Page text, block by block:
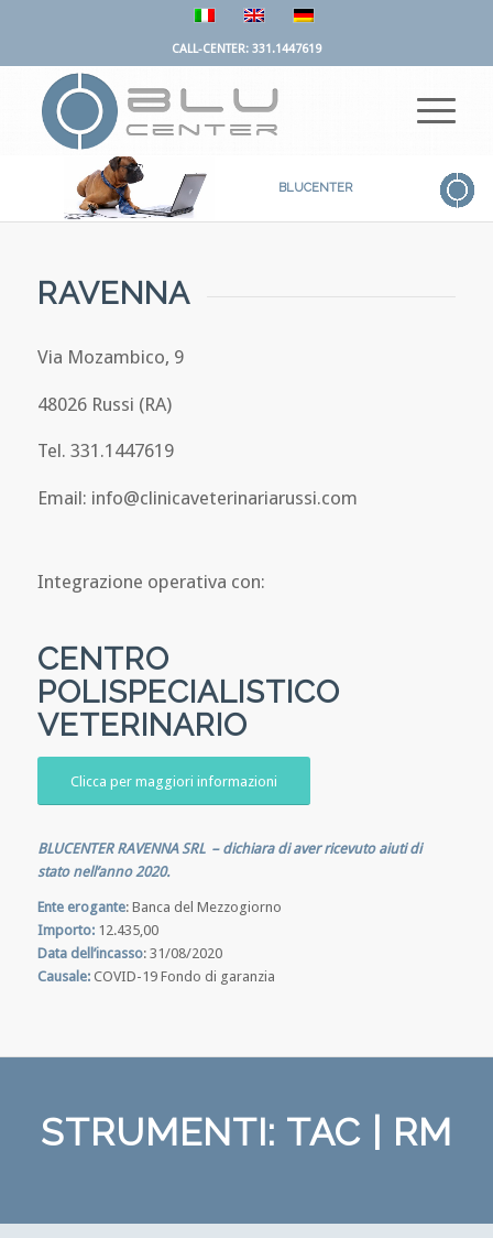
CALL-CENTER: 331.1447619
BLUCENTER
RAVENNA
Via Mozambico, 9
48026 Russi (RA)
Tel. 331.1447619
Email: info@clinicaveterinariarussi.com
Integrazione operativa con:
CENTRO
POLISPECIALISTICO
VETERINARIO
Clicca per maggiori informazioni
BLUCENTER RAVENNA SRL – dichiara di aver ricevuto aiuti di
stato nell’anno 2020.
Ente erogante: Banca del Mezzogiorno
Importo:12.435,00
Data dell’incasso: 31/08/2020
Causale:COVID-19 Fondo di garanzia
STRUMENTI: TAC | RM